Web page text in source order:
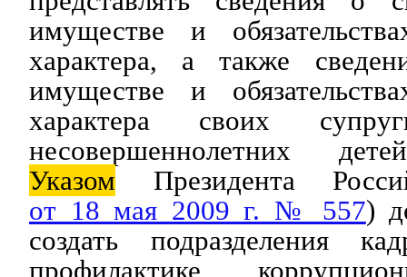
имуществе и
характера, а также
имуществе и
характера своих
несовершеннолетних
Указом Президента
от 18 мая 2009 г. № 557)
создать подразделения
профилактике